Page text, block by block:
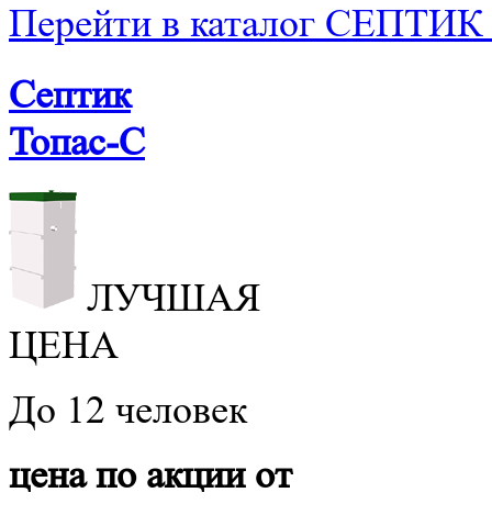
Перейти в каталог
Септик
Топас-С
ЛУЧШАЯ
ЦЕНА
До 12 человек
цена по акции от